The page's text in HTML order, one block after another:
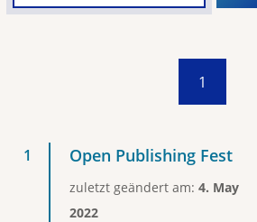
1
Open Publishing Fest
zuletzt geändert am: 4. May
2022